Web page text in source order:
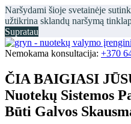
Naršydami šioje svetainėje
užtikrina sklandų naršymą
Supratau
Nemokama konsultacija: +370
ČIA BAIGIASI
Nuotekų Sistemos
Būti Galvos